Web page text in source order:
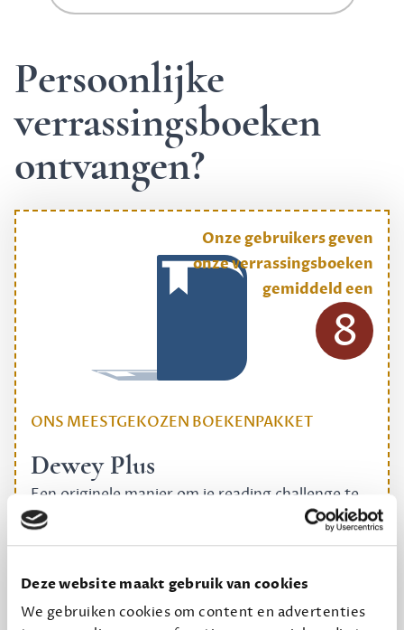
Deze website maakt gebruik van cookies
We gebruiken cookies om content en advertenties
Persoonlijke
verrassingsboeken
ontvangen?
ONS MEESTGEKOZEN BOEKENPAKKET
Dewey Plus
Een originele manier om je reading challenge te
halen.
12,50 per maand, incl. verzending
Geef cadeau
Onze gebruikers geven
onze verrassingsboeken
gemiddeld een
8